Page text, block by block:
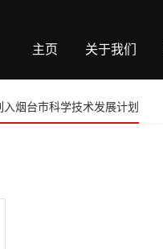
主页 关于我们
烟台市科学技术发展计划